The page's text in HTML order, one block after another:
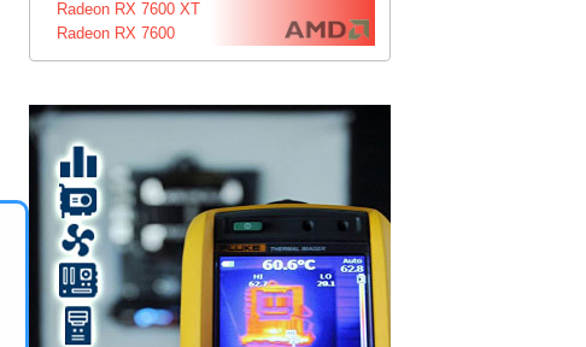
Radeon RX 7600 XT
Radeon RX 7600